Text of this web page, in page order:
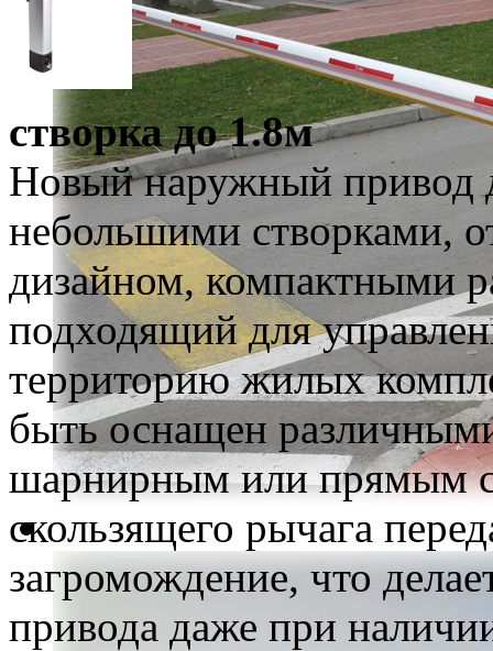
створка до 1.8м
Новый наружный привод
небольшими створками,
дизайном, компактными
подходящий для
территорию жилых
быть оснащен
шарнирным или прямым
скользящего рычага
загромождение, что
привода даже при